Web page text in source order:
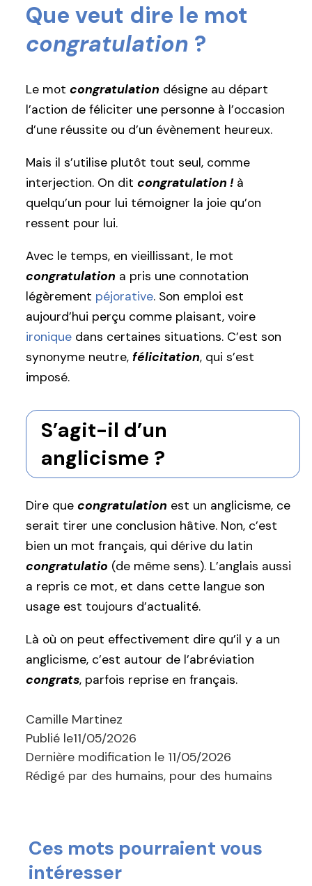
Que veut dire le mot
congratulation ?
Le mot congratulation désigne au départ
l’action de féliciter une personne à l’occasion
d’une réussite ou d’un évènement heureux.
Mais il s’utilise plutôt tout seul, comme
interjection. On dit congratulation !à
quelqu’un pour lui témoigner la joie qu’on
ressent pour lui.
Avec le temps, en vieillissant, le mot
congratulation a pris une connotation
légèrement péjorative. Son emploi est
aujourd’hui perçu comme plaisant, voire
ironique dans certaines situations. C’est son
synonyme neutre, félicitation, qui s’est
imposé.
S’agit-il d’un
anglicisme ?
Dire que congratulation est un anglicisme, ce
serait tirer une conclusion hâtive. Non, c’est
bien un mot français, qui dérive du latin
congratulatio (de même sens). L’anglais aussi
a repris ce mot, et dans cette langue son
usage est toujours d’actualité.
Là où on peut effectivement dire qu’il y a un
anglicisme, c’est autour de l’abréviation
congrats, parfois reprise en français.
Camille Martinez
Publié le11/05/2026
Dernière modification le 11/05/2026
Rédigé par des humains, pour des humains
Ces mots pourraient vous
intéresser